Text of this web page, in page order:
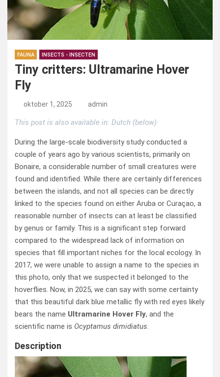
FAUNA INSECTS - INSECTEN
Tiny critters: Ultramarine Hover
Fly
oktober 1, 2025 admin
This post is also available in: Dutch (below)
During the large-scale biodiversity study conducted a
couple of years ago by various scientists, primarily on
Bonaire, a considerable number of small creatures were
found and identified. While there are certainly differences
between the islands, and not all species can be directly
linked to the species found on either Aruba or Curaçao, a
reasonable number of insects can at least be classified
by genus or family. This is a significant step forward
compared to the widespread lack of information on
species that fill important niches for the local ecology. In
2017, we were unable to assign a name to the species in
this photo, only that we suspected it belonged to the
hoverflies. Now, in 2025, we can say with some certainty
that this beautiful dark blue metallic fly with red eyes likely
bears the name Ultramarine Hover Fly, and the
scientific name is Ocyptamus dimidiatus.
Description